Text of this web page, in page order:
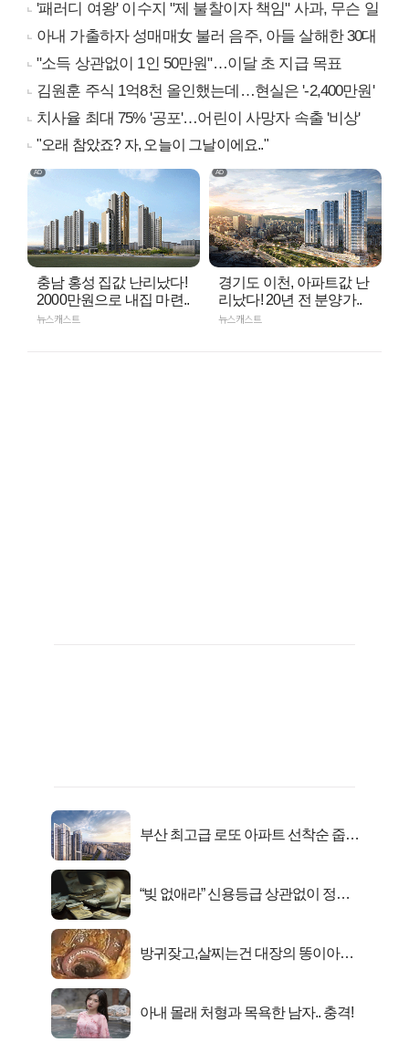
'패러디 여왕' 이수지 "제 불찰이자 책임" 사과, 무슨 일
아내 가출하자 성매매女 불러 음주, 아들 살해한 30대
"소득 상관없이 1인 50만원"…이달 초 지급 목표
김원훈 주식 1억8천 올인했는데…현실은 '-2,400만원'
치사율 최대 75% '공포'…어린이 사망자 속출 '비상'
"오래 참았죠? 자, 오늘이 그날이에요.."
충남 홍성 집값 난리났다!
2000만원으로 내집 마련..
뉴스캐스트
경기도 이천, 아파트값 난
리났다! 20년 전 분양가..
뉴스캐스트
부산 최고급 로또 아파트 선착순 줍줍
“빚 없애라” 신용등급 상관없이 정부
방귀잦고,살찌는건 대장의 똥이아니
아내 몰래 처형과 목욕한 남자.. 충격!